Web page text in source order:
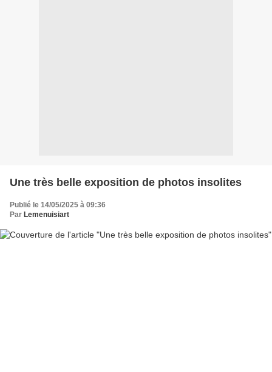
Une très belle exposition de photos insolites
Publié le 14/05/2025 à 09:36
Par Lemenuisiart